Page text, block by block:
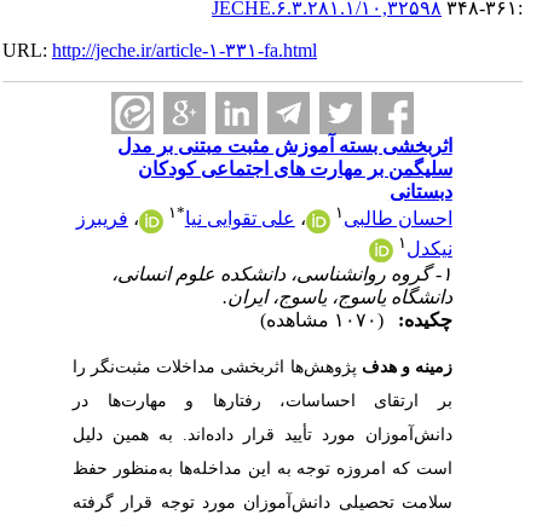
۱۰,۳۲۵۹۸/JECHE.۶.۳.۲۸۱.۱
URL:http://jeche.ir/article-۱-۳۳۱-fa.html
اثربخشی بسته آموزش مثبت مبتنی بر مدل
سلیگمن بر مهارت های اجتماعی کودکان
دبستانی
احسان طالبی
،علی تقوایی نیا* ۱ ،فریبرز
نیکدل۱
۱- گروه روانشناسی، دانشکده علوم انسانی،
دانشگاه یاسوج، یاسوج، ایران.
چکیده:
زمینه‭ ‬و‭ ‬هدف
‬بر‭ ‬ارتقای‭ ‬احساسات،‭ ‬رفتارها‭ ‬و‭ ‬مهارت‌ها‭ ‬در‭
‬دانش‌آموزان‭ ‬مورد‭ ‬تأیید‭ ‬قرار‭ ‬داده‌اند.‭ ‬به‭ ‬همین‭ ‬دلیل‭
‬است‭ ‬که‭ ‬امروزه‭ ‬توجه‭ ‬به‭ ‬این‭ ‬مداخله‌ها‭ ‬به‌منظور‭ ‬حفظ‭
‬سلامت‭ ‬تحصیلی‭ ‬دانش‌آموزان‭ ‬مورد‭ ‬توجه‭ ‬قرار‭ ‬گرفته‭